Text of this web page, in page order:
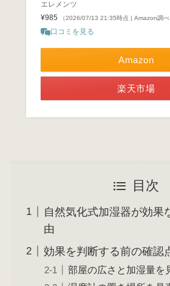
エレメンツ
¥985
（2026/07/13 21:35時点 | Amazon調べ
口コミを見る
Amazon
楽天市場
目次
自然気化式加湿器が効果
由
効果を判断する前の確認
部屋の広さと加湿量を